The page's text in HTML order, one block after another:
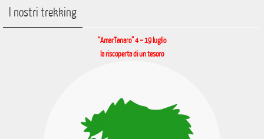
I nostri trekking
“AmarTanaro” 4 – 19 luglio
la riscoperta di un tesoro